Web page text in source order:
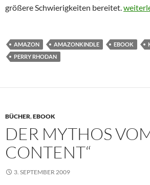
größere Schwierigkeiten bereitet.
AMAZON AMAZONKINDLE EBOOK
PERRY RHODAN
BÜCHER,EBOOK
DER MYTHOS
CONTENT“
3. SEPTEMBER 2009